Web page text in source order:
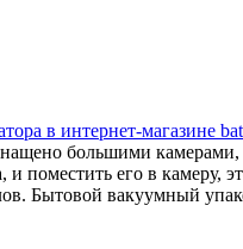
в интернет-магазине
большими
его в камеру,
Бытовой вакуумный